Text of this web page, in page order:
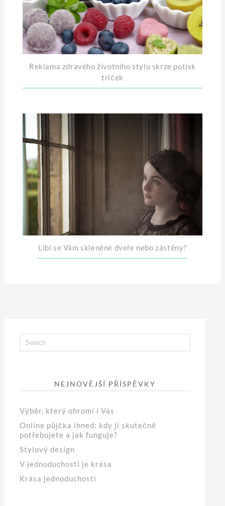
Reklama zdravého životního stylu skrze potisk
triček
Líbí se Vám skleněné dveře nebo zástěny?
NEJNOVĚJŠÍ PŘÍSPĚVKY
Výběr, který ohromí i Vás
Online půjčka ihned: kdy ji skutečně
potřebujete a jak funguje?
Stylový design
V jednoduchosti je krása
Krása jednoduchosti